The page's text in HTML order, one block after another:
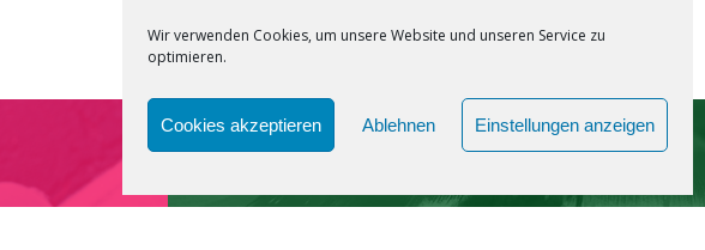
Wir verwenden Cookies, um unsere Website und unseren Service zu
optimieren.
Cookies akzeptieren Ablehnen Einstellungen anzeigen